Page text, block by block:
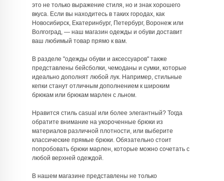
это не только выражение стиля, но и знак хорошего
вкуса. Если вы находитесь в таких городах, как
Новосибирск, Екатеринбург, Петербург, Воронеж или
Волгоград, — наш магазин одежды и обуви доставит
ваш любимый товар прямо к вам.
В разделе "одежды обуви и аксессуаров" также
представлены бейсболки, чемоданы и сумки, которые
идеально дополнят любой лук. Например, стильные
кепки станут отличным дополнением к широким
брюкам или брюкам марлен с льном.
Нравится стиль casual или более элегантный? Тогда
обратите внимание на укороченные брюки из
материалов различной плотности, или выберите
классические прямые брюки. Обязательно стоит
попробовать брюки марлен, которые можно сочетать с
любой верхней одеждой.
В нашем магазине представлены не только